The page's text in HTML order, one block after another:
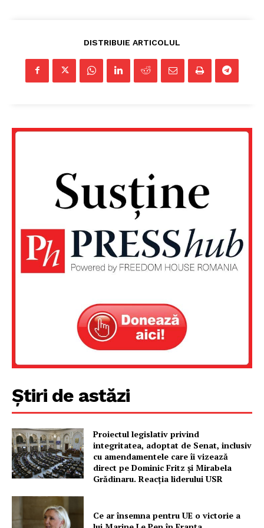
DISTRIBUIE ARTICOLUL
Știri de astăzi
Proiectul legislativ privind
integritatea, adoptat de Senat, inclusiv
cu amendamentele care îi vizează
direct pe Dominic Fritz și Mirabela
Grădinaru. Reacția liderului USR
Ce ar însemna pentru UE o victorie a